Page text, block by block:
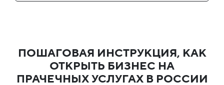
ПОШАГОВАЯ ИНСТРУКЦИЯ, КАК
ОТКРЫТЬ БИЗНЕС НА
ПРАЧЕЧНЫХ УСЛУГАХ В РОССИИ